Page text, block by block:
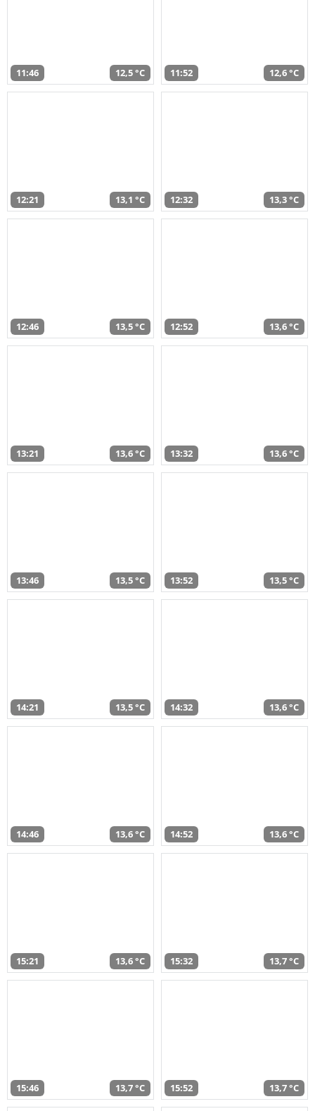
11:46 12,5 °C 11:52 12,6 °C
12:21 13,1 °C 12:32 13,3 °C
12:46 13,5 °C 12:52 13,6 °C
13:21 13,6 °C 13:32 13,6 °C
13:46 13,5 °C 13:52 13,5 °C
14:21 13,5 °C 14:32 13,6 °C
14:46 13,6 °C 14:52 13,6 °C
15:21 13,6 °C 15:32 13,7 °C
15:46 13,7 °C 15:52 13,7 °C